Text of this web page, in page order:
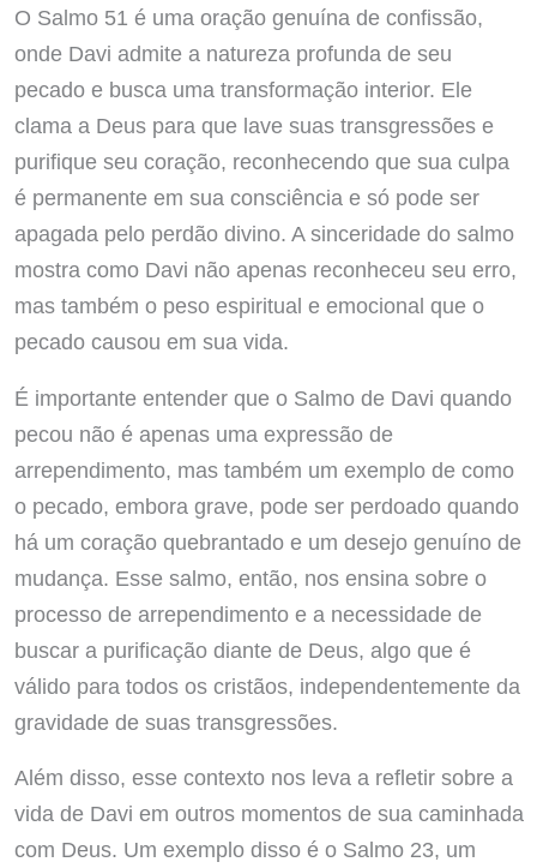
O Salmo 51 é uma oração genuína de confissão,
onde Davi admite a natureza profunda de seu
pecado e busca uma transformação interior. Ele
clama a Deus para que lave suas transgressões e
purifique seu coração, reconhecendo que sua culpa
é permanente em sua consciência e só pode ser
apagada pelo perdão divino. A sinceridade do salmo
mostra como Davi não apenas reconheceu seu erro,
mas também o peso espiritual e emocional que o
pecado causou em sua vida.
É importante entender que o Salmo de Davi quando
pecou não é apenas uma expressão de
arrependimento, mas também um exemplo de como
o pecado, embora grave, pode ser perdoado quando
há um coração quebrantado e um desejo genuíno de
mudança. Esse salmo, então, nos ensina sobre o
processo de arrependimento e a necessidade de
buscar a purificação diante de Deus, algo que é
válido para todos os cristãos, independentemente da
gravidade de suas transgressões.
Além disso, esse contexto nos leva a refletir sobre a
vida de Davi em outros momentos de sua caminhada
com Deus. Um exemplo disso é o Salmo 23, um